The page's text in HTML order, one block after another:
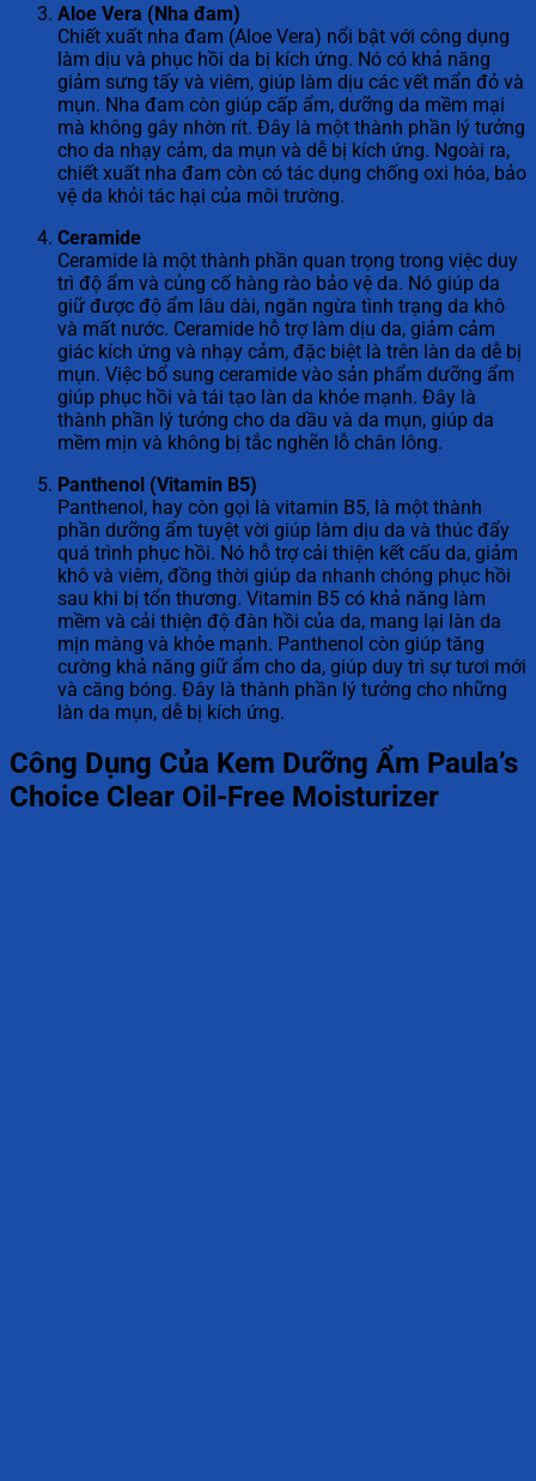
Aloe Vera (Nha đam)
Chiết xuất nha đam (Aloe Vera) nổi bật với công dụng
làm dịu và phục hồi da bị kích ứng. Nó có khả năng
giảm sưng tấy và viêm, giúp làm dịu các vết mẩn đỏ và
mụn. Nha đam còn giúp cấp ẩm, dưỡng da mềm mại
mà không gây nhờn rít. Đây là một thành phần lý tưởng
cho da nhạy cảm, da mụn và dễ bị kích ứng. Ngoài ra,
chiết xuất nha đam còn có tác dụng chống oxi hóa, bảo
vệ da khỏi tác hại của môi trường.
Ceramide
Ceramide là một thành phần quan trọng trong việc duy
trì độ ẩm và củng cố hàng rào bảo vệ da. Nó giúp da
giữ được độ ẩm lâu dài, ngăn ngừa tình trạng da khô
và mất nước. Ceramide hỗ trợ làm dịu da, giảm cảm
giác kích ứng và nhạy cảm, đặc biệt là trên làn da dễ bị
mụn. Việc bổ sung ceramide vào sản phẩm dưỡng ẩm
giúp phục hồi và tái tạo làn da khỏe mạnh. Đây là
thành phần lý tưởng cho da dầu và da mụn, giúp da
mềm mịn và không bị tắc nghẽn lỗ chân lông.
Panthenol (Vitamin B5)
Panthenol, hay còn gọi là vitamin B5, là một thành
phần dưỡng ẩm tuyệt vời giúp làm dịu da và thúc đẩy
quá trình phục hồi. Nó hỗ trợ cải thiện kết cấu da, giảm
khô và viêm, đồng thời giúp da nhanh chóng phục hồi
sau khi bị tổn thương. Vitamin B5 có khả năng làm
mềm và cải thiện độ đàn hồi của da, mang lại làn da
mịn màng và khỏe mạnh. Panthenol còn giúp tăng
cường khả năng giữ ẩm cho da, giúp duy trì sự tươi mới
và căng bóng. Đây là thành phần lý tưởng cho những
làn da mụn, dễ bị kích ứng.
Công Dụng Của Kem Dưỡng Ẩm Paula’s
Choice Clear Oil-Free Moisturizer